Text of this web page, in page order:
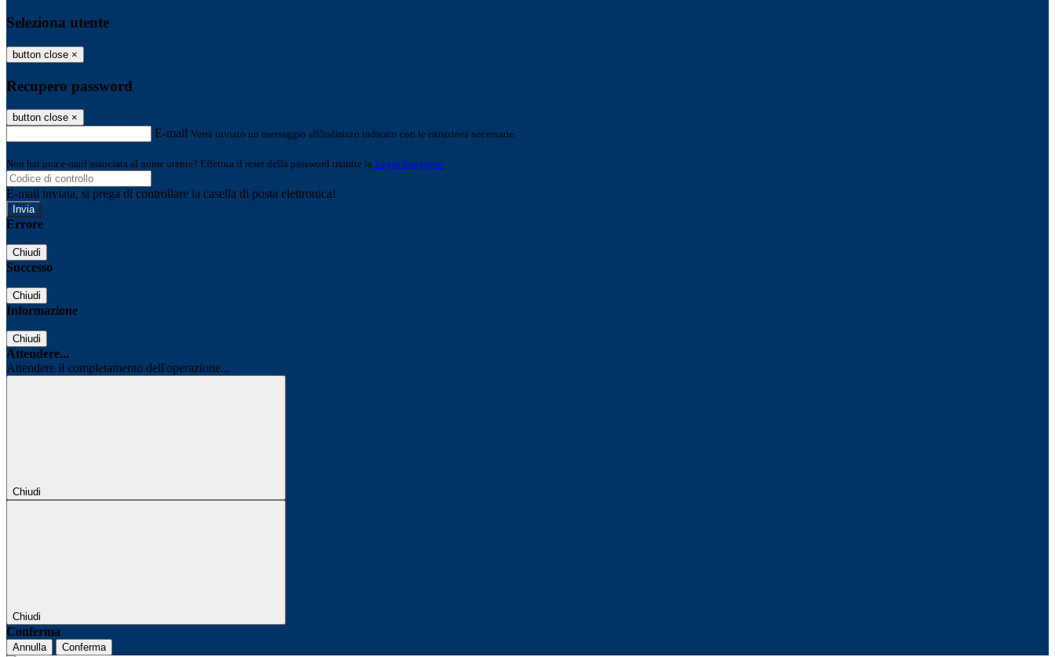
Seleziona utente
button close ×
Recupero password
button close ×
E-mail Verrà inviato un messaggio all'indirizzo indicato con le istruzioni necessarie.
Non hai una e-mail associata al nome utente? Effettua il reset della password tramite la Login Spaggiari
E-mail inviata, si prega di controllare la casella di posta elettronica!
Errore
Chiudi
Successo
Chiudi
Informazione
Chiudi
Attendere...
Attendere il completamento dell'operazione...
Chiudi
Chiudi
Conferma
Annulla Conferma